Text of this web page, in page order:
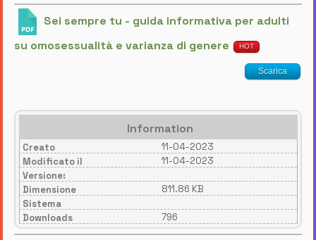
Sei sempre tu - guida informativa per adulti
su omosessualità e varianza di genere
HOT
Scarica
Information
Creato
11-04-2023
Modificato il
11-04-2023
Versione:
Dimensione
811.86 KB
Sistema
Downloads
796